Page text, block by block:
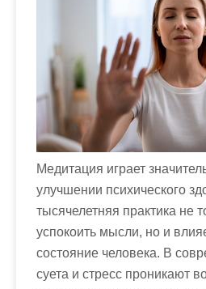
Медитация играет
улучшении психического
тысячелетняя практика не
успокоить мысли, но и
состояние человека. В
суета и стресс проникают